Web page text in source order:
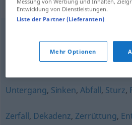
Synonyme für
Verwahrlosung
Zusammenbruch,Absturz,
Untergang, Sinken,Abfall, Sturz,
Zerfall, Dekadenz, Zerrüttung,
Entwicklung von Dienstleistungen.
Liste der Partner (Lieferanten)
Mehr Optionen